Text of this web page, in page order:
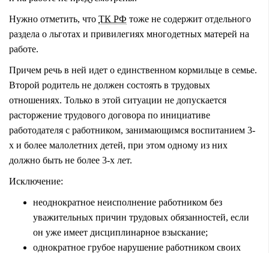
Нужно отметить, что ТК РФ тоже не содержит отдельного
раздела о льготах и привилегиях многодетных матерей на
работе.
Причем речь в ней идет о единственном кормильце в семье.
Второй родитель не должен состоять в трудовых
отношениях. Только в этой ситуации не допускается
расторжение трудового договора по инициативе
работодателя с работником, занимающимся воспитанием 3-
х и более малолетних детей, при этом одному из них
должно быть не более 3-х лет.
Исключение:
неоднократное неисполнение работником без
уважительных причин трудовых обязанностей, если
он уже имеет дисциплинарное взыскание;
однократное грубое нарушение работником своих